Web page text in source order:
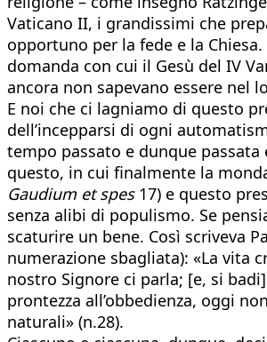
Vaticano II, i grandissimi che
opportuno per la fede e la
domanda con cui il Gesù del IV
ancora non sapevano essere nel
E noi che ci lagniamo di questo
dell’incepparsi di ogni
tempo passato e dunque
questo, in cui finalmente la
Gaudium et spes17) e questo
senza alibi di populismo. Se
scaturire un bene. Così scriveva
numerazione sbagliata): «La vita
nostro Signore ci parla; [e, si
prontezza all’obbedienza, oggi
naturali» (n.28).